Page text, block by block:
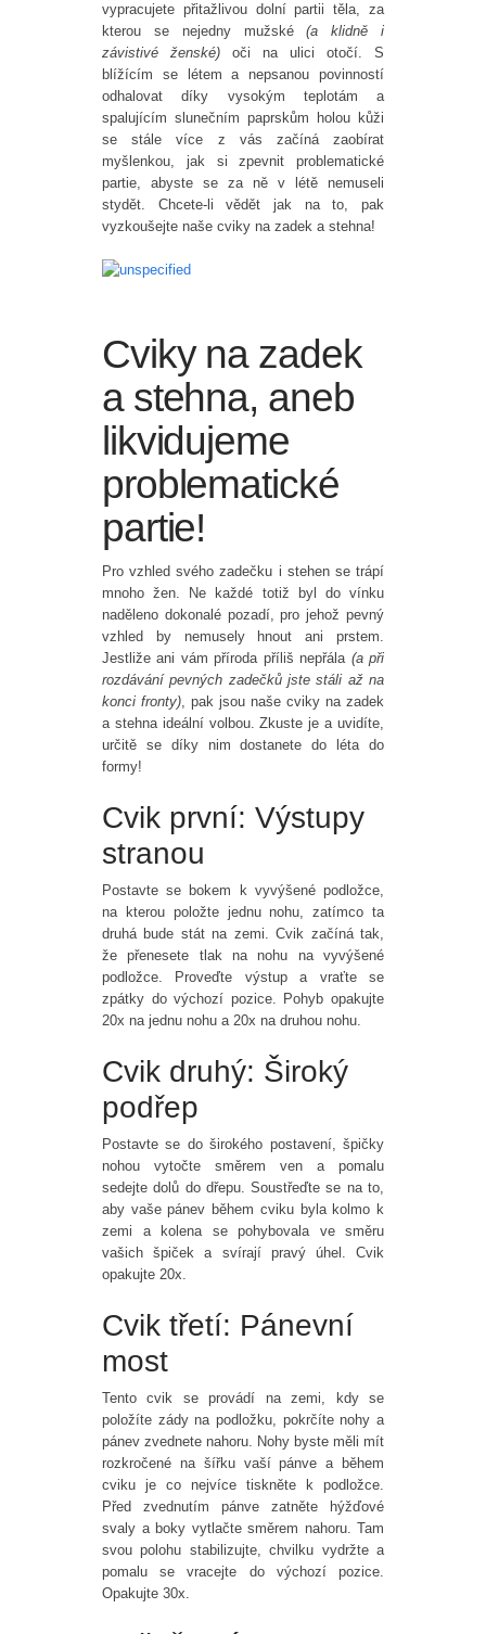
vypracujete přitažlivou dolní partii těla, za
kterou se nejedny mužské(a klidně i
závistivé ženské) oči na ulici otočí. S
blížícím se létem a nepsanou povinností
odhalovat díky vysokým teplotám a
spalujícím slunečním paprskům holou kůži
se stále více z vás začíná zaobírat
myšlenkou, jak si zpevnit problematické
partie, abyste se za ně v létě nemuseli
stydět. Chcete-li vědět jak na to, pak
vyzkoušejte naše cviky na zadek a stehna!
Cviky na zadek
a stehna, aneb
likvidujeme
problematické
partie!
Pro vzhled svého zadečku i stehen se trápí
mnoho žen. Ne každé totiž byl do vínku
naděleno dokonalé pozadí, pro jehož pevný
vzhled by nemusely hnout ani prstem.
Jestliže ani vám příroda příliš nepřála(a při
rozdávání pevných zadečků jste stáli až na
konci fronty), pak jsou naše cviky na zadek
a stehna ideální volbou. Zkuste je a uvidíte,
určitě se díky nim dostanete do léta do
formy!
Cvik první: Výstupy
stranou
Postavte se bokem k vyvýšené podložce,
na kterou položte jednu nohu, zatímco ta
druhá bude stát na zemi. Cvik začíná tak,
že přenesete tlak na nohu na vyvýšené
podložce. Proveďte výstup a vraťte se
zpátky do výchozí pozice. Pohyb opakujte
20x na jednu nohu a 20x na druhou nohu.
Cvik druhý: Široký
podřep
Postavte se do širokého postavení, špičky
nohou vytočte směrem ven a pomalu
sedejte dolů do dřepu. Soustřeďte se na to,
aby vaše pánev během cviku byla kolmo k
zemi a kolena se pohybovala ve směru
vašich špiček a svírají pravý úhel. Cvik
opakujte 20x.
Cvik třetí: Pánevní
most
Tento cvik se provádí na zemi, kdy se
položíte zády na podložku, pokrčíte nohy a
pánev zvednete nahoru. Nohy byste měli mít
rozkročené na šířku vaší pánve a během
cviku je co nejvíce tiskněte k podložce.
Před zvednutím pánve zatněte hýžďové
svaly a boky vytlačte směrem nahoru. Tam
svou polohu stabilizujte, chvilku vydržte a
pomalu se vracejte do výchozí pozice.
Opakujte 30x.